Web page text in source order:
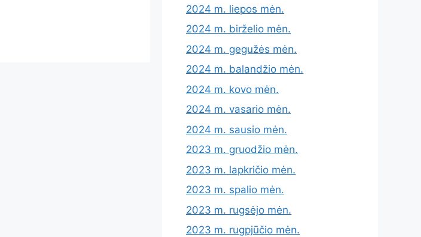
2024 m. liepos mėn.
2024 m. birželio mėn.
2024 m. gegužės mėn.
2024 m. balandžio mėn.
2024 m. kovo mėn.
2024 m. vasario mėn.
2024 m. sausio mėn.
2023 m. gruodžio mėn.
2023 m. lapkričio mėn.
2023 m. spalio mėn.
2023 m. rugsėjo mėn.
2023 m. rugpjūčio mėn.